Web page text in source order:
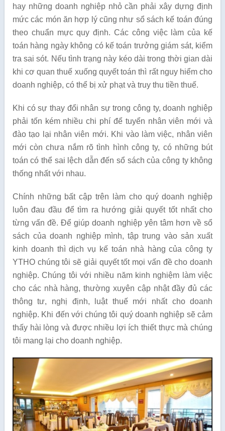
hay những doanh nghiệp nhỏ cần phải xây dựng định
mức các món ăn hợp lý cũng như sổ sách kế toán đúng
theo chuẩn mực quy định. Các công việc làm của kế
toán hàng ngày không có kế toán trưởng giám sát, kiểm
tra sai sót. Nếu tình trạng này kéo dài trong thời gian dài
khi cơ quan thuế xuống quyết toán thì rất nguy hiểm cho
doanh nghiệp, có thể bị xử phạt và truy thu tiền thuế.
Khi có sự thay đổi nhân sự trong công ty, doanh nghiệp
phải tốn kém nhiều chi phí để tuyển nhân viên mới và
đào tạo lại nhân viên mới. Khi vào làm việc, nhân viên
mới còn chưa nắm rõ tình hình công ty, có những bút
toán có thể sai lệch dẫn đến sổ sách của công ty không
thống nhất với nhau.
Chính những bất cập trên làm cho quý doanh nghiệp
luôn đau đầu để tìm ra hướng giải quyết tốt nhất cho
từng vấn đề. Để giúp doanh nghiệp yên tâm hơn về sổ
sách của doanh nghiệp mình, tập trung vào sản xuất
kinh doanh thì dịch vụ kế toán nhà hàng của công ty
YTHO chúng tôi sẽ giải quyết tốt mọi vấn đề cho doanh
nghiệp. Chúng tôi với nhiều năm kinh nghiệm làm việc
cho các nhà hàng, thường xuyên cập nhật đầy đủ các
thông tư, nghị định, luật thuế mới nhất cho doanh
nghiệp. Khi đến với chúng tôi quý doanh nghiệp sẽ cảm
thấy hài lòng và được nhiều lợi ích thiết thực mà chúng
tôi mang lại cho doanh nghiệp.